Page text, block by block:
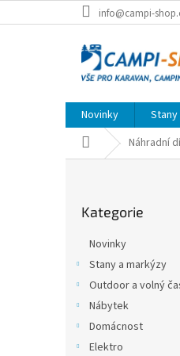
na
info@campi-
Novinky
Domů Náhradní
kategorie
Kategorie
Novinky
Stany a markýzy
Outdoor a volný
Nábytek
Domácnost
Elektro